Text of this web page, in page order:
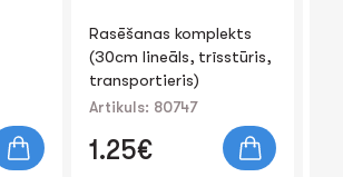
Rasēšanas komplekts
(30cm lineāls, trīsstūris,
transportieris)
Artikuls: 80747
1.25€